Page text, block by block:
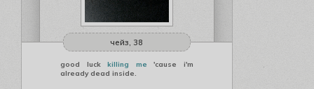
чейз, 38
good luckkilling me 'cause i'm
already dead inside.